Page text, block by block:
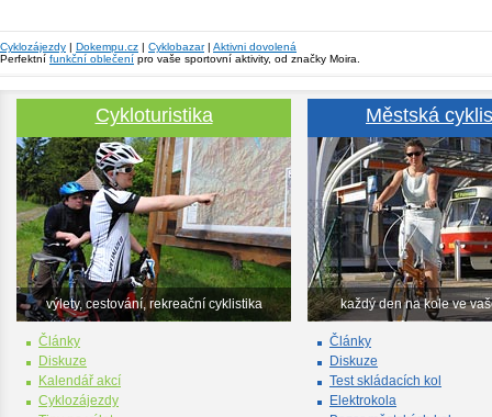
Cyklozájezdy | Dokempu.cz | Cyklobazar| Aktivni dovolená
Perfektní funkční oblečení pro vaše sportovní aktivity, od značky Moira.
Cykloturistika
výlety, cestování, rekreační cyklistika
Články
Diskuze
Kalendář akcí
Cyklozájezdy
Městská
každý den na kole ve
Články
Diskuze
Test skládacích kol
Elektrokola